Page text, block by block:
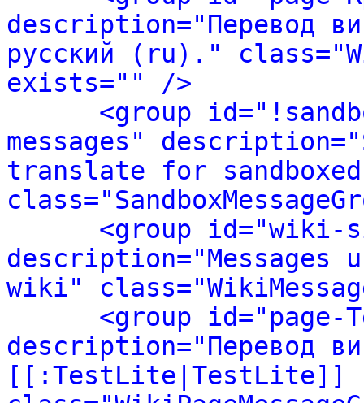
description="Перевод
русский (ru)."
exists="" />
<group
messages"
translate for
<group id="wiki-
wiki"
<group
description="Перевод
[[:TestLite|TestLite]]